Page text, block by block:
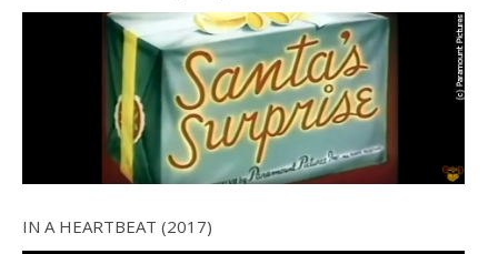
IN A HEARTBEAT (2017)